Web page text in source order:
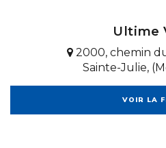
Ultime
2000, chemin
Sainte-Julie,
VOIR LA